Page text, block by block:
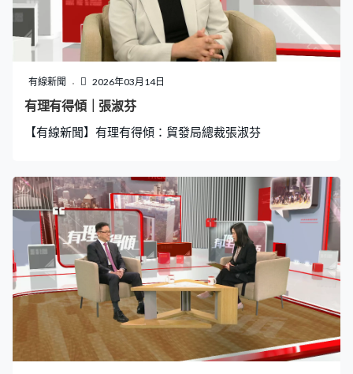
有線新聞 2026年03月14日
有理有得傾｜張淑芬
【有線新聞】有理有得傾：貿發局總裁張淑芬